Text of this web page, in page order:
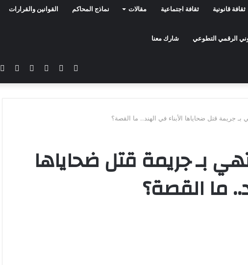
ثقافة قانونية ثقافة اجتماعية مقالات نماذج المحاكم القوانين والقرارات
الرقمي التطوعي شارك معنا
سناب
تشات
انستقرام يوتيوب تويترفيسبوك
بـ جريمة قتل ضحاياها الأبناء في الهند.. ما القصة؟
بـ جريمة قتل ضحاياها
ما القصة؟